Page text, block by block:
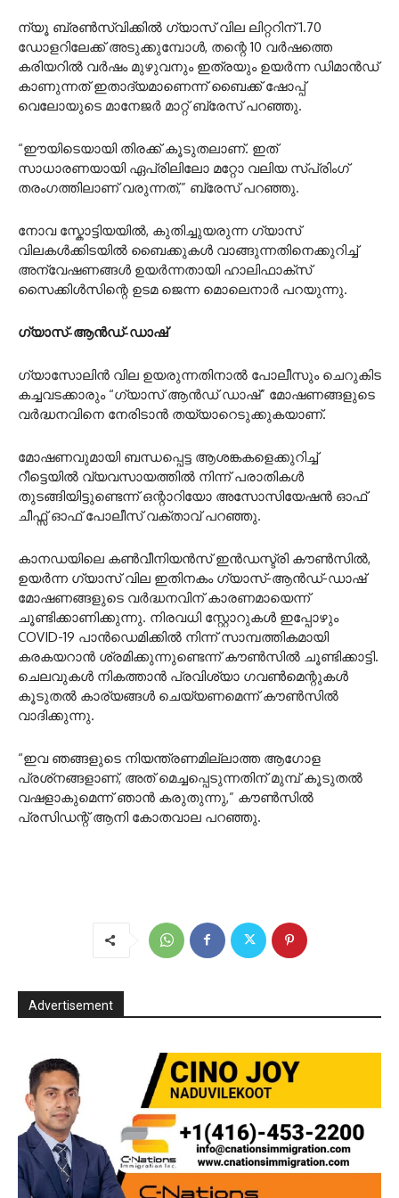
ന്യൂ ബ്രൺസ്‌വിക്കിൽ ഗ്യാസ് വില ലിറ്ററിന് 1.70
ഡോളറിലേക്ക് അടുക്കുമ്പോൾ, തന്റെ 10 വർഷത്തെ
കരിയറിൽ വർഷം മുഴുവനും ഇത്രയും ഉയർന്ന ഡിമാൻഡ്
കാണുന്നത് ഇതാദ്യമാണെന്ന് ബൈക്ക് ഷോപ്പ്
വെലോയുടെ മാനേജർ മാറ്റ് ബ്രേസ് പറഞ്ഞു.
“ഈയിടെയായി തിരക്ക് കൂടുതലാണ്. ഇത്
സാധാരണയായി ഏപ്രിലിലോ മറ്റോ വലിയ സ്പ്രിംഗ്
തരംഗത്തിലാണ് വരുന്നത്,” ബ്രേസ് പറഞ്ഞു.
നോവ സ്കോട്ടിയയിൽ, കുതിച്ചുയരുന്ന ഗ്യാസ്
വിലകൾക്കിടയിൽ ബൈക്കുകൾ വാങ്ങുന്നതിനെക്കുറിച്ച്
അന്വേഷണങ്ങൾ ഉയർന്നതായി ഹാലിഫാക്സ്
സൈക്കിൾസിന്റെ ഉടമ ജെന്ന മൊലെനാർ പറയുന്നു.
ഗ്യാസ്-ആൻഡ്-ഡാഷ്
ഗ്യാസോലിൻ വില ഉയരുന്നതിനാൽ പോലീസും ചെറുകിട
കച്ചവടക്കാരും “ഗ്യാസ് ആൻഡ് ഡാഷ്” മോഷണങ്ങളുടെ
വർദ്ധനവിനെ നേരിടാൻ തയ്യാറെടുക്കുകയാണ്.
മോഷണവുമായി ബന്ധപ്പെട്ട ആശങ്കകളെക്കുറിച്ച്
റീട്ടെയിൽ വ്യവസായത്തിൽ നിന്ന് പരാതികൾ
തുടങ്ങിയിട്ടുണ്ടെന്ന് ഒന്റാറിയോ അസോസിയേഷൻ ഓഫ്
ചീഫ്സ് ഓഫ് പോലീസ് വക്താവ് പറഞ്ഞു.
കാനഡയിലെ കൺവീനിയൻസ് ഇൻഡസ്ട്രി കൗൺസിൽ,
ഉയർന്ന ഗ്യാസ് വില ഇതിനകം ഗ്യാസ്-ആൻഡ്-ഡാഷ്
മോഷണങ്ങളുടെ വർദ്ധനവിന് കാരണമായെന്ന്
ചൂണ്ടിക്കാണിക്കുന്നു. നിരവധി സ്റ്റോറുകൾ ഇപ്പോഴും
COVID-19 പാൻഡെമിക്കിൽ നിന്ന് സാമ്പത്തികമായി
കരകയറാൻ ശ്രമിക്കുന്നുണ്ടെന്ന് കൗൺസിൽ ചൂണ്ടിക്കാട്ടി.
ചെലവുകൾ നികത്താൻ പ്രവിശ്യാ ഗവൺമെന്റുകൾ
കൂടുതൽ കാര്യങ്ങൾ ചെയ്യണമെന്ന് കൗൺസിൽ
വാദിക്കുന്നു.
“ഇവ ഞങ്ങളുടെ നിയന്ത്രണമില്ലാത്ത ആഗോള
പ്രശ്‌നങ്ങളാണ്, അത് മെച്ചപ്പെടുന്നതിന് മുമ്പ് കൂടുതൽ
വഷളാകുമെന്ന് ഞാൻ കരുതുന്നു,” കൗൺസിൽ
പ്രസിഡന്റ് ആനി കോതവാല പറഞ്ഞു.
Advertisement